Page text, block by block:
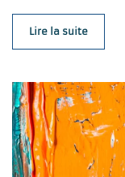
Lire la suite